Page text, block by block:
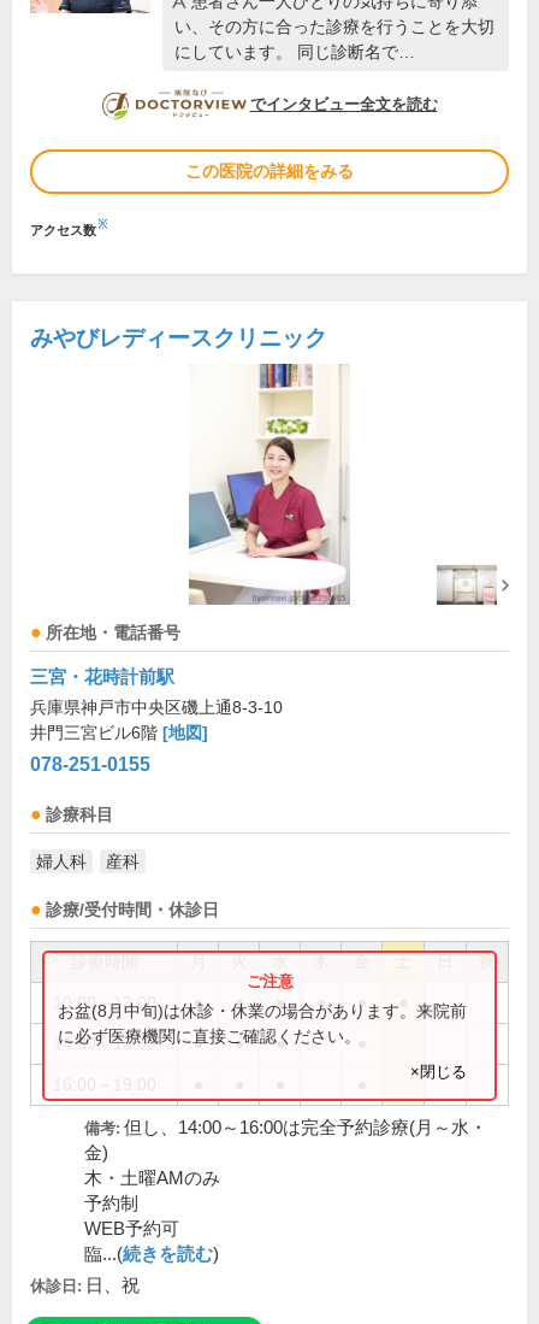
い、その方に合った診療を行うことを大切
にしています。 同じ診断名で…
DOCTORVIEW
でインタビュー全文を読む
この医院の詳細をみる
アクセス数※
みやびレディースクリニック
所在地・電話番号
三宮・花時計前駅
兵庫県神戸市中央区磯上通8-3-10
井門三宮ビル6階 [地図]
078-251-0155
診療科目
婦人科 産科
診療/受付時間・休診日
祝
10:00～13:00 ● ● ● ● ●
14:00～16:00 ● ● ●
お盆(8月中旬)は休診・休業の場合があります。来院前
に必ず医療機関に直接ご確認ください。
×閉じる
備考: 但し、14:00～16:00は完全予約診療(月～水・
金)
木・土曜AMのみ
予約制
WEB予約可
臨...(続きを読む)
休診日: 日、祝